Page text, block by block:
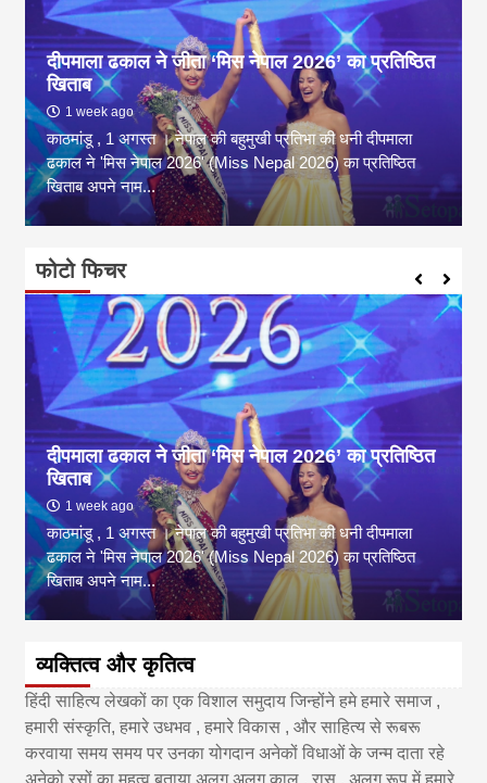
दीपमाला ढकाल ने जीता ‘मिस नेपाल 2026’ का प्रतिष्ठित
खिताब
1 week ago
काठमांडू , 1 अगस्त । नेपाल की बहुमुखी प्रतिभा की धनी दीपमाला
ढकाल ने 'मिस नेपाल 2026' (Miss Nepal 2026) का प्रतिष्ठित
खिताब अपने नाम...
फोटो फिचर
दीपमाला ढकाल ने जीता ‘मिस नेपाल 2026’ का प्रतिष्ठित
खिताब
1 week ago
काठमांडू , 1 अगस्त । नेपाल की बहुमुखी प्रतिभा की धनी दीपमाला
ढकाल ने 'मिस नेपाल 2026' (Miss Nepal 2026) का प्रतिष्ठित
खिताब अपने नाम...
व्यक्तित्व और कृतित्व
हिंदी साहित्य लेखकों का एक विशाल समुदाय जिन्होंने हमे हमारे समाज ,
हमारी संस्कृति, हमारे उधभव , हमारे विकास , और साहित्य से रूबरू
करवाया समय समय पर उनका योगदान अनेकों विधाओं के जन्म दाता रहे